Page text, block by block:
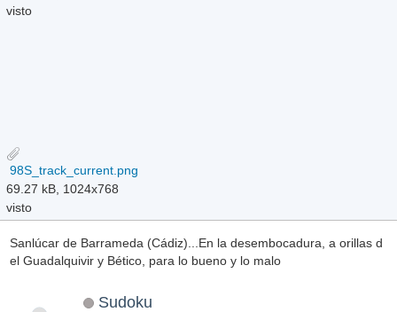
visto
98S_track_current.png
69.27 kB, 1024x768
visto
Sanlúcar de Barrameda (Cádiz)...En la desembocadura, a orillas d
el Guadalquivir y Bético, para lo bueno y lo malo
Sudoku